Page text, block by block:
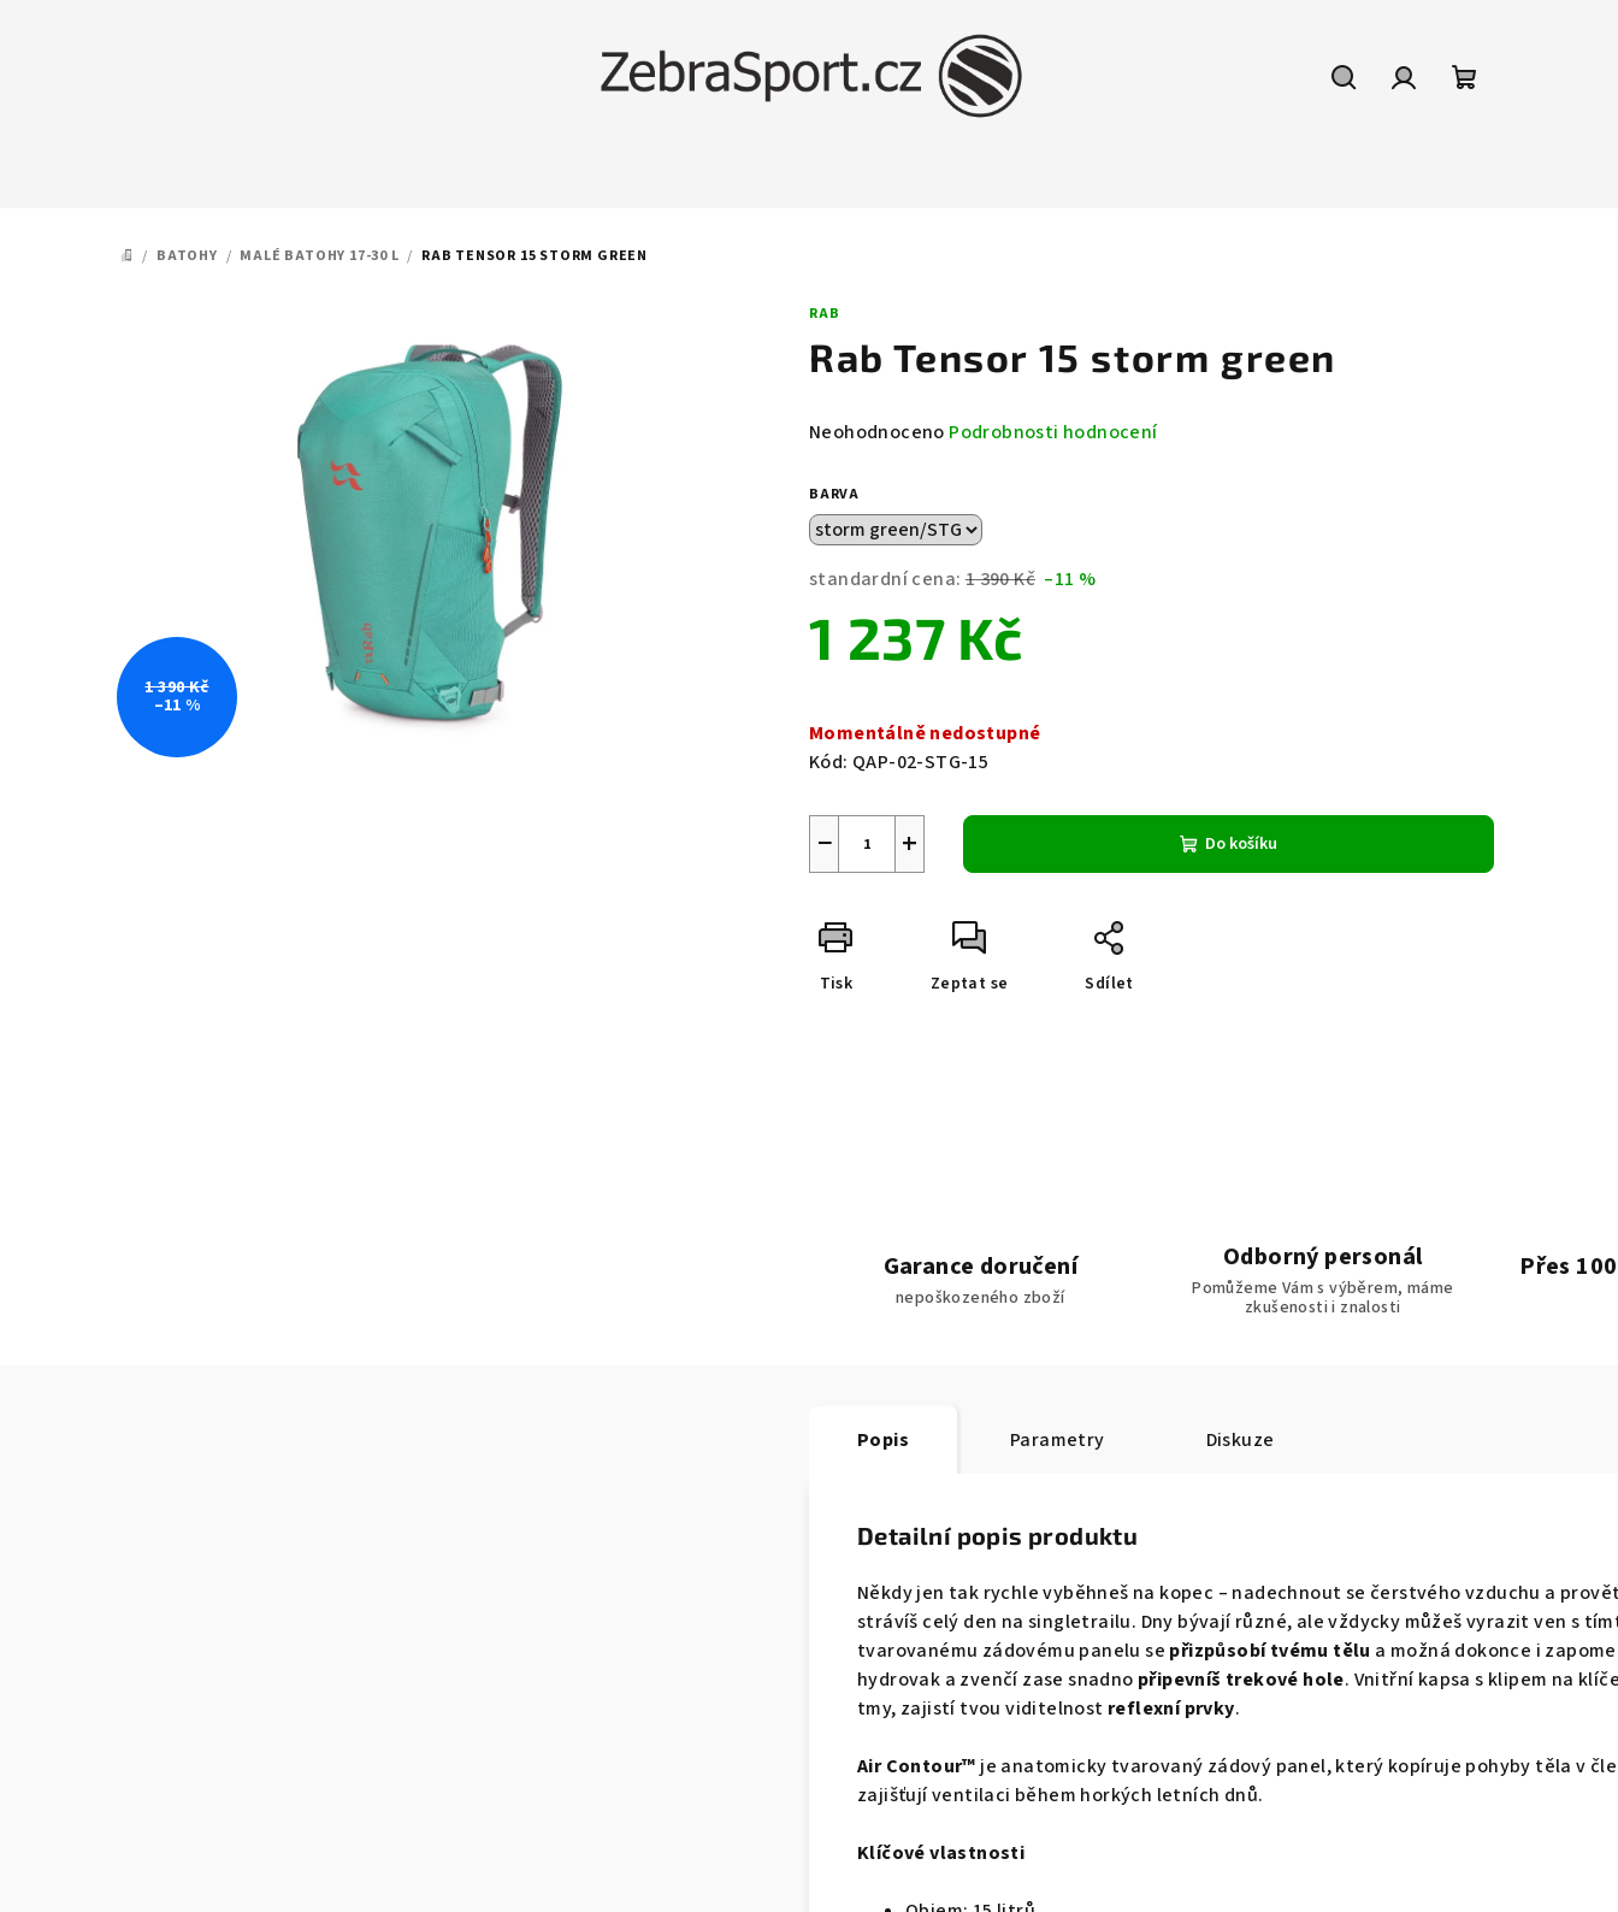
DOMŮ
/ BATOHY / MALÉ BATOHY 17-30 L / RAB TENSOR 15 STORM GREEN
RAB
Rab Tensor 15 storm green
Průměrné
produktu
je
0,0
z
hvězdiček.
Neohodnoceno Podrobnosti hodnocení
BARVA
standardní cena: 1 390 Kč –11 %
1 237 Kč
cena:
Momentálně nedostupné
Kód: QAP-02-STG-15
+
− Do košíku
Tisk Zeptat se Sdílet
1 390 Kč
–11 %
Garance doručení
nepoškozeného zboží
Odborný personál
Pomůžeme Vám s výběrem, máme
zkušenosti i znalosti
Přes
Popis Parametry Diskuze
Detailní popis produktu
Někdy jen tak rychle vyběhneš na kopec – nadechnout se čerstvého vzduchu a
strávíš celý den na singletrailu. Dny bývají různé, ale vždycky můžeš vyrazit ven s
tvarovanému zádovému panelu se přizpůsobí tvému tělu a možná dokonce i
hydrovak a zvenčí zase snadno připevníš trekové hole. Vnitřní kapsa s klipem na
tmy, zajistí tvou viditelnost reflexní prvky.
Air Contour™je anatomicky tvarovaný zádový panel, který kopíruje pohyby těla v
zajišťují ventilaci během horkých letních dnů.
Klíčové vlastnosti